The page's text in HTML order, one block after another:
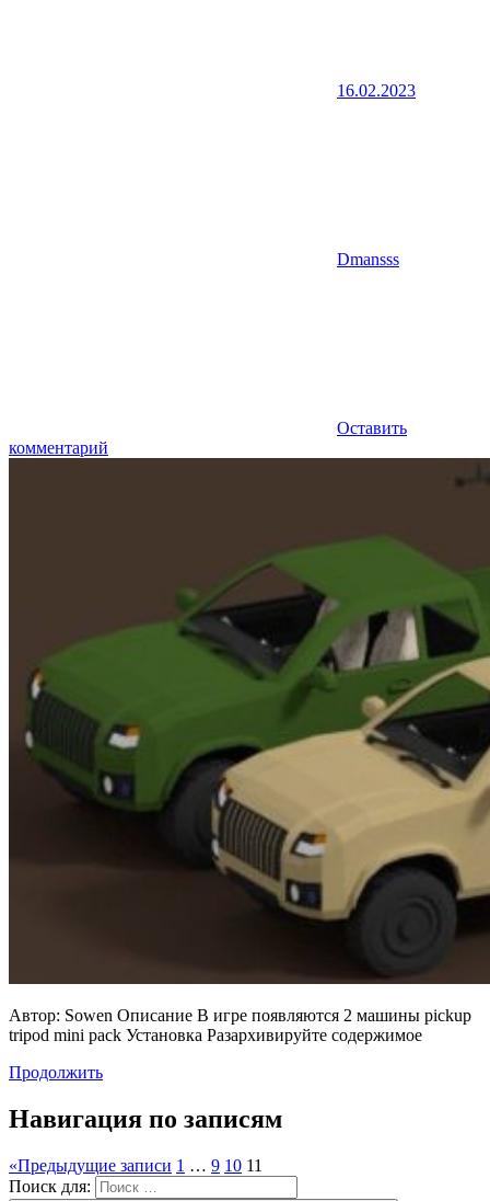
16.02.2023
Dmansss
Оставить
комментарий
Автор: Sowen Описание В игре появляются 2 машины pickup
tripod mini pack Установка Разархивируйте содержимое
Продолжить
Навигация по записям
«Предыдущие записи 1 … 9 10 11
Поиск для: